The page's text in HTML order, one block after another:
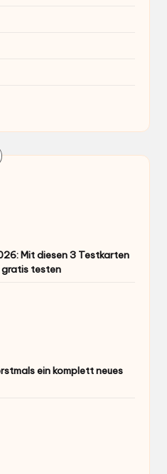
Mit diesen 3 Testkarten
gratis testen
ein komplett neues